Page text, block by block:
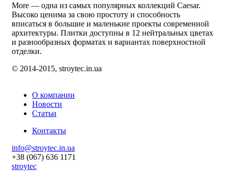
More — одна из самых популярных коллекций Caesar.
Высоко ценима за свою простоту и способность
вписаться в большие и маленькие проекты современной
архитектуры. Плитки доступны в 12 нейтральных цветах
и разнообразных форматах и вариантах поверхностной
отделки.
© 2014-2015, stroytec.in.ua
О компании
Новости
Статьи
Контакты
info@stroytec.in.ua
+38 (067) 636 1171
stroytec